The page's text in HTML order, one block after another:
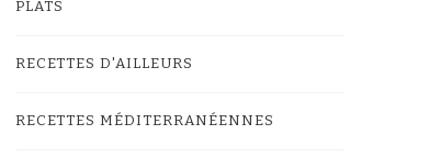
PLATS
RECETTES D'AILLEURS
RECETTES MÉDITERRANÉENNES